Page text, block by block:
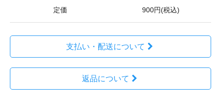
定価 900円(税込)
支払い・配送について
返品について